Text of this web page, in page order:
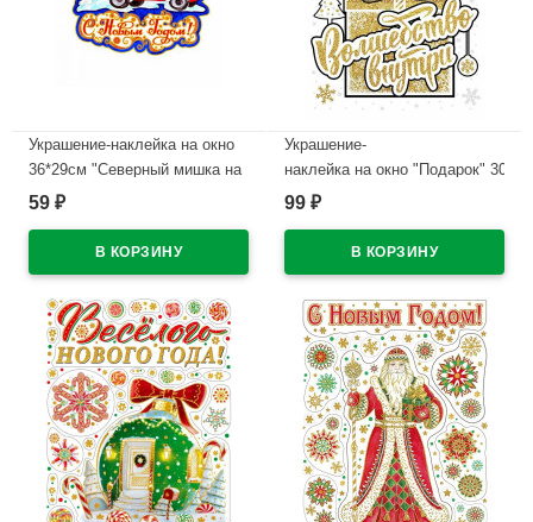
Украшение-наклейка на окно
36*29см "Северный мишка на
машине" арт.75150
59 ₽
Украшение-
наклейка на окно "Подарок"
В наличии
99 ₽